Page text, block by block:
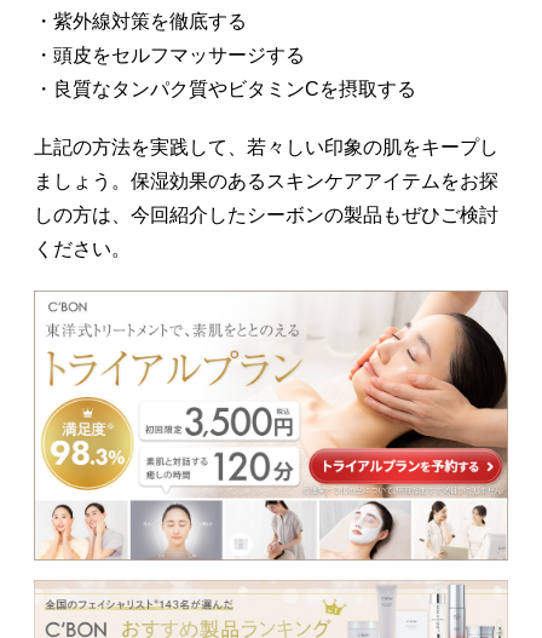
・紫外線対策を徹底する
・頭皮をセルフマッサージする
・良質なタンパク質やビタミンCを摂取する
上記の方法を実践して、若々しい印象の肌をキープし
ましょう。保湿効果のあるスキンケアアイテムをお探
しの方は、今回紹介したシーボンの製品もぜひご検討
ください。